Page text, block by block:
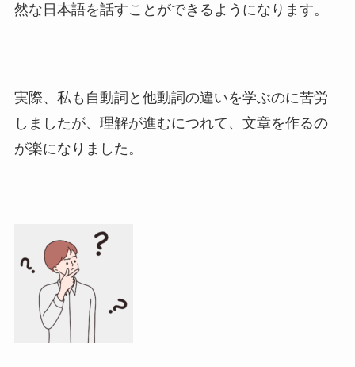
然な日本語を話すことができるようになります。
実際、私も自動詞と他動詞の違いを学ぶのに苦労
しましたが、理解が進むにつれて、文章を作るの
が楽になりました。